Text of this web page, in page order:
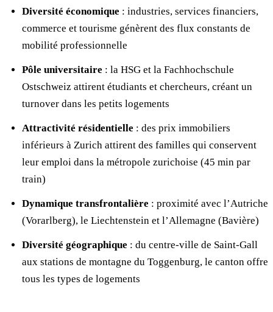
Diversité économique : industries, services financiers,
commerce et tourisme génèrent des flux constants de
mobilité professionnelle
Pôle universitaire : la HSG et la Fachhochschule
Ostschweiz attirent étudiants et chercheurs, créant un
turnover dans les petits logements
Attractivité résidentielle : des prix immobiliers
inférieurs à Zurich attirent des familles qui conservent
leur emploi dans la métropole zurichoise (45 min par
train)
Dynamique transfrontalière : proximité avec l’Autriche
(Vorarlberg), le Liechtenstein et l’Allemagne (Bavière)
Diversité géographique : du centre-ville de Saint-Gall
aux stations de montagne du Toggenburg, le canton offre
tous les types de logements